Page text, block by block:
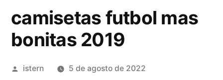
camisetas futbol mas
bonitas 2019
Publicado
istern 5 de agosto de 2022